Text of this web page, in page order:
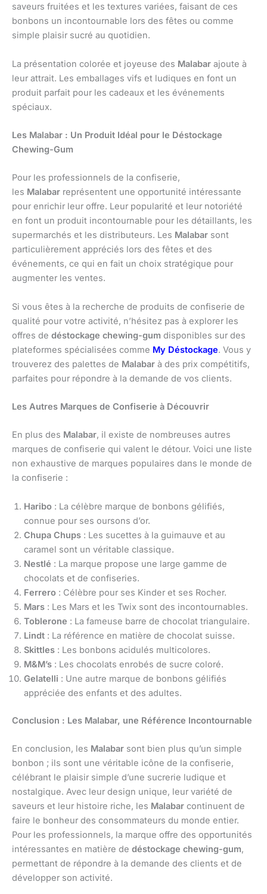
saveurs fruitées et les textures variées, faisant de ces
bonbons un incontournable lors des fêtes ou comme
simple plaisir sucré au quotidien.
La présentation colorée et joyeuse des Malabar ajoute à
leur attrait. Les emballages vifs et ludiques en font un
produit parfait pour les cadeaux et les événements
spéciaux.
Les Malabar : Un Produit Idéal pour le Déstockage
Chewing-Gum
Pour les professionnels de la confiserie,
les Malabar représentent une opportunité intéressante
pour enrichir leur offre. Leur popularité et leur notoriété
en font un produit incontournable pour les détaillants, les
supermarchés et les distributeurs. Les Malabar sont
particulièrement appréciés lors des fêtes et des
événements, ce qui en fait un choix stratégique pour
augmenter les ventes.
Si vous êtes à la recherche de produits de confiserie de
qualité pour votre activité, n’hésitez pas à explorer les
offres de déstockage chewing-gum disponibles sur des
plateformes spécialisées comme My Déstockage. Vous y
trouverez des palettes de Malabar à des prix compétitifs,
parfaites pour répondre à la demande de vos clients.
Les Autres Marques de Confiserie à Découvrir
En plus des Malabar, il existe de nombreuses autres
marques de confiserie qui valent le détour. Voici une liste
non exhaustive de marques populaires dans le monde de
la confiserie :
Haribo : La célèbre marque de bonbons gélifiés,
connue pour ses oursons d’or.
Chupa Chups : Les sucettes à la guimauve et au
caramel sont un véritable classique.
Nestlé : La marque propose une large gamme de
chocolats et de confiseries.
Ferrero : Célèbre pour ses Kinder et ses Rocher.
Mars : Les Mars et les Twix sont des incontournables.
Toblerone : La fameuse barre de chocolat triangulaire.
Lindt : La référence en matière de chocolat suisse.
Skittles : Les bonbons acidulés multicolores.
M&M’s : Les chocolats enrobés de sucre coloré.
Gelatelli : Une autre marque de bonbons gélifiés
appréciée des enfants et des adultes.
Conclusion : Les Malabar, une Référence Incontournable
En conclusion, les Malabar sont bien plus qu’un simple
bonbon ; ils sont une véritable icône de la confiserie,
célébrant le plaisir simple d’une sucrerie ludique et
nostalgique. Avec leur design unique, leur variété de
saveurs et leur histoire riche, les Malabar continuent de
faire le bonheur des consommateurs du monde entier.
Pour les professionnels, la marque offre des opportunités
intéressantes en matière de déstockage chewing-gum,
permettant de répondre à la demande des clients et de
développer son activité.